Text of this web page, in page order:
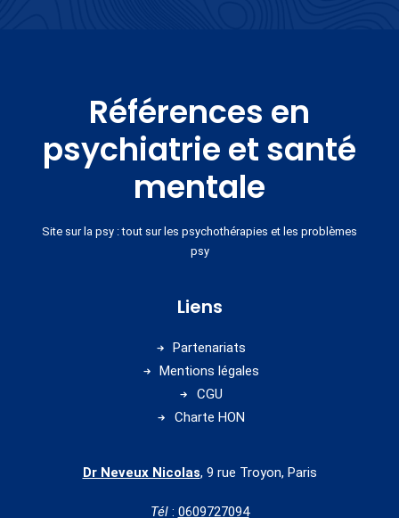
Références en
psychiatrie et santé
mentale
Site sur la psy : tout sur les psychothérapies et les problèmes
psy
Liens
Partenariats
Mentions légales
CGU
Charte HON
Dr Neveux Nicolas, 9 rue Troyon, Paris
Tél : 0609727094